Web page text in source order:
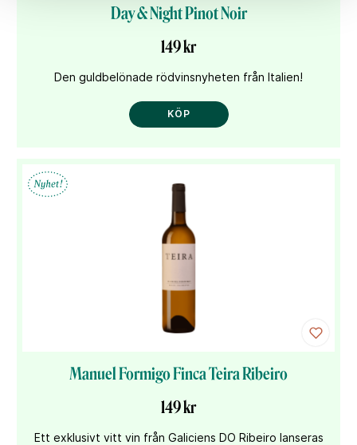
Day & Night Pinot Noir
149 kr
Den guldbelönade rödvinsnyheten från Italien!
KÖP
Manuel Formigo Finca Teira Ribeiro
149 kr
Ett exklusivt vitt vin från Galiciens DO Ribeiro lanseras